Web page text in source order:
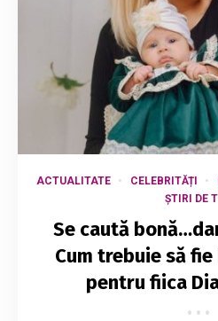
ACTUALITATE CELEBRITĂȚI
ȘTIRI DE
Se caută
Cum trebuie să
pentru fiica